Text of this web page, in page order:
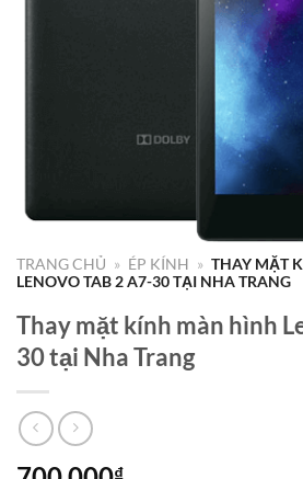
TRANG CHỦ » ÉP KÍNH » THAY MẶT
LENOVO TAB 2 A7-30 TẠI NHA TRANG
Thay mặt kính màn hình
30 tại Nha Trang
₫